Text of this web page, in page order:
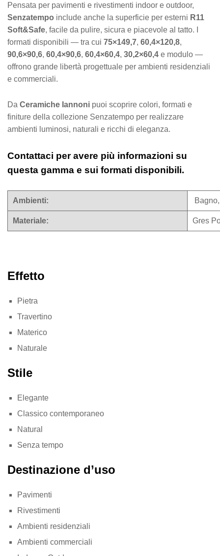
Pensata per pavimenti e rivestimenti indoor e outdoor,
Senzatempo include anche la superficie per esterni R11
Soft&Safe, facile da pulire, sicura e piacevole al tatto. I
formati disponibili — tra cui 75×149,7, 60,4×120,8,
90,6×90,6, 60,4×90,6, 60,4×60,4, 30,2×60,4 e modulo —
offrono grande libertà progettuale per ambienti residenziali
e commerciali.
Da Ceramiche Iannoni puoi scoprire colori, formati e
finiture della collezione Senzatempo per realizzare
ambienti luminosi, naturali e ricchi di eleganza.
Contattaci per avere più informazioni su
questa gamma e sui formati disponibili.
Ambienti:
Materiale: Gres
Effetto
Pietra
Travertino
Materico
Naturale
Stile
Elegante
Classico contemporaneo
Natural
Senza tempo
Destinazione d’uso
Pavimenti
Rivestimenti
Ambienti residenziali
Ambienti commerciali